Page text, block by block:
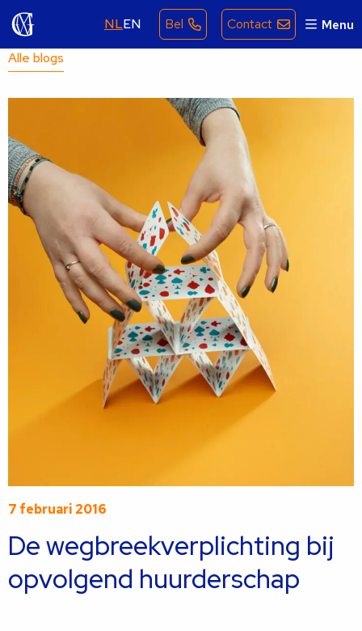
NLEN Bel Contact Menu
Alle blogs
7 februari 2016
De wegbreekverplichting bij
opvolgend huurderschap